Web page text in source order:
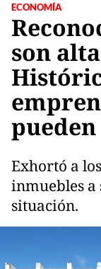
ECONOMÍA
son
Exhortó a
inmuebles a
situación.